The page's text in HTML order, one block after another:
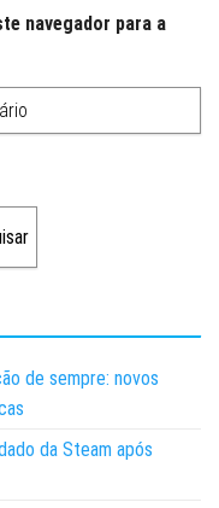
navegador para a
de sempre: novos
da Steam após